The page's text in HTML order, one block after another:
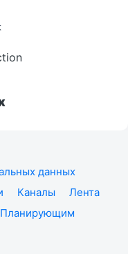
данных
Каналы
Лента
Планирующим